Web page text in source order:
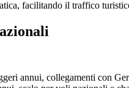
facilitando il traffico
annui, collegamenti con